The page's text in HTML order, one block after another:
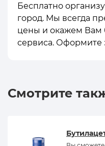
Бесплатно
город. Мы всегда
цены и окажем Вам
сервиса. Оформите
Смотрите